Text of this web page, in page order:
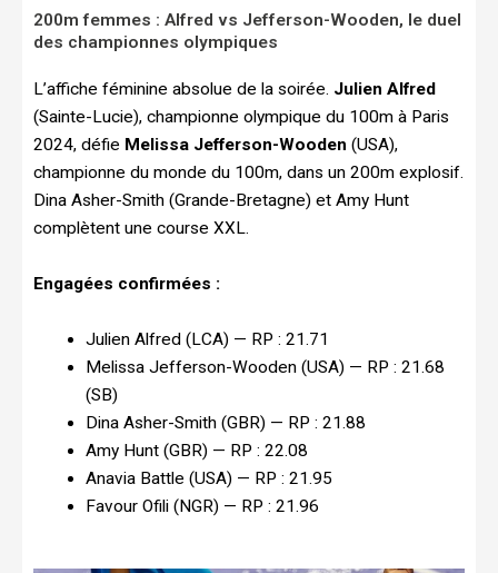
200m femmes : Alfred vs Jefferson-Wooden, le duel
des championnes olympiques
L’affiche féminine absolue de la soirée. Julien Alfred
(Sainte-Lucie), championne olympique du 100m à Paris
2024, défie Melissa Jefferson-Wooden (USA),
championne du monde du 100m, dans un 200m explosif.
Dina Asher-Smith (Grande-Bretagne) et Amy Hunt
complètent une course XXL.
Engagées confirmées :
Julien Alfred (LCA) — RP : 21.71
Melissa Jefferson-Wooden (USA) — RP : 21.68
(SB)
Dina Asher-Smith (GBR) — RP : 21.88
Amy Hunt (GBR) — RP : 22.08
Anavia Battle (USA) — RP : 21.95
Favour Ofili (NGR) — RP : 21.96